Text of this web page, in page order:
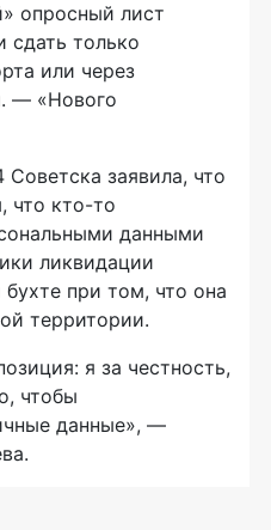
опросный лист
только
или через
— «Нового
заявила, что
что кто-то
данными
ликвидации
при том, что она
территории.
я за честность,
чтобы
данные», —